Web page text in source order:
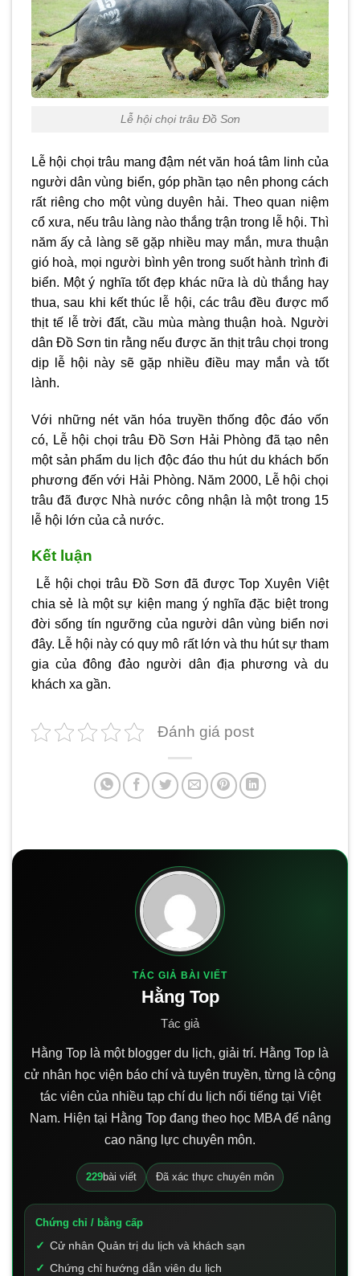
Lễ hội chọi trâu Đồ Sơn
Lễ hội chọi trâu mang đậm nét văn hoá tâm linh của
người dân vùng biển, góp phần tạo nên phong cách
rất riêng cho một vùng duyên hải. Theo quan niệm
cổ xưa, nếu trâu làng nào thắng trận trong lễ hội. Thì
năm ấy cả làng sẽ gặp nhiều may mắn, mưa thuận
gió hoà, mọi người bình yên trong suốt hành trình đi
biển. Một ý nghĩa tốt đẹp khác nữa là dù thắng hay
thua, sau khi kết thúc lễ hội, các trâu đều được mổ
thịt tế lễ trời đất, cầu mùa màng thuận hoà. Người
dân Đồ Sơn tin rằng nếu được ăn thịt trâu chọi trong
dịp lễ hội này sẽ gặp nhiều điều may mắn và tốt
lành.
Với những nét văn hóa truyền thống độc đáo vốn
có, Lễ hội chọi trâu Đồ Sơn Hải Phòng đã tạo nên
một sản phẩm du lịch độc đáo thu hút du khách bốn
phương đến với Hải Phòng. Năm 2000, Lễ hội chọi
trâu đã được Nhà nước công nhận là một trong 15
lễ hội lớn của cả nước.
Kết luận
Lễ hội chọi trâu Đồ Sơn đã đượcTop Xuyên Việt
chia sẻ là một sự kiện mang ý nghĩa đặc biệt trong
đời sống tín ngưỡng của người dân vùng biển nơi
đây. Lễ hội này có quy mô rất lớn và thu hút sự tham
gia của đông đảo người dân địa phương và du
khách xa gần.
Đánh giá post
TÁC GIẢ BÀI VIẾT
Hằng Top
Tác giả
Hằng Top là một blogger du lịch, giải trí. Hằng Top là
cử nhân học viện báo chí và tuyên truyền, từng là cộng
tác viên của nhiều tạp chí du lịch nổi tiếng tại Việt
Nam. Hiện tại Hằng Top đang theo học MBA để nâng
cao năng lực chuyên môn.
229bài viết Đã xác thực chuyên môn
Chứng chỉ / bằng cấp
Cử nhân Quản trị du lịch và khách sạn
Chứng chỉ hướng dẫn viên du lịch